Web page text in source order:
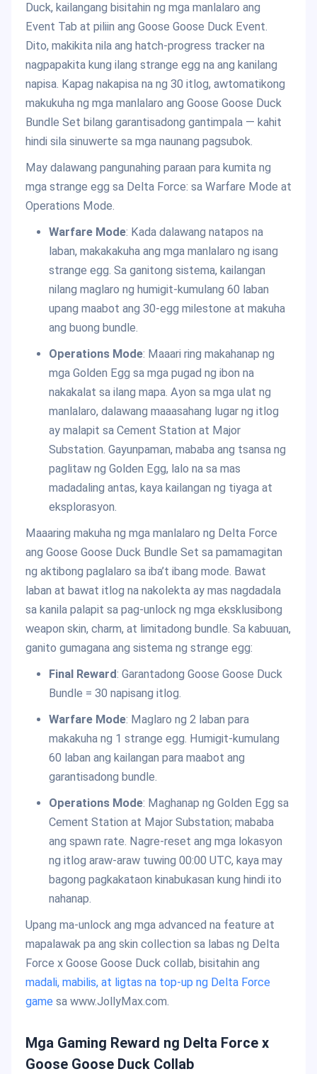
Duck, kailangang bisitahin ng mga manlalaro ang
Event Tab at piliin ang Goose Goose Duck Event.
Dito, makikita nila ang hatch-progress tracker na
nagpapakita kung ilang strange egg na ang kanilang
napisa. Kapag nakapisa na ng 30 itlog, awtomatikong
makukuha ng mga manlalaro ang Goose Goose Duck
Bundle Set bilang garantisadong gantimpala — kahit
hindi sila sinuwerte sa mga naunang pagsubok.
May dalawang pangunahing paraan para kumita ng
mga strange egg sa Delta Force: sa Warfare Mode at
Operations Mode.
Warfare Mode: Kada dalawang natapos na
laban, makakakuha ang mga manlalaro ng isang
strange egg. Sa ganitong sistema, kailangan
nilang maglaro ng humigit-kumulang 60 laban
upang maabot ang 30-egg milestone at makuha
ang buong bundle.
Operations Mode: Maaari ring makahanap ng
mga Golden Egg sa mga pugad ng ibon na
nakakalat sa ilang mapa. Ayon sa mga ulat ng
manlalaro, dalawang maaasahang lugar ng itlog
ay malapit sa Cement Station at Major
Substation. Gayunpaman, mababa ang tsansa ng
paglitaw ng Golden Egg, lalo na sa mas
madadaling antas, kaya kailangan ng tiyaga at
eksplorasyon.
Maaaring makuha ng mga manlalaro ng Delta Force
ang Goose Goose Duck Bundle Set sa pamamagitan
ng aktibong paglalaro sa iba’t ibang mode. Bawat
laban at bawat itlog na nakolekta ay mas nagdadala
sa kanila palapit sa pag-unlock ng mga eksklusibong
weapon skin, charm, at limitadong bundle. Sa kabuuan,
ganito gumagana ang sistema ng strange egg:
Final Reward: Garantadong Goose Goose Duck
Bundle = 30 napisang itlog.
Warfare Mode: Maglaro ng 2 laban para
makakuha ng 1 strange egg. Humigit-kumulang
60 laban ang kailangan para maabot ang
garantisadong bundle.
Operations Mode: Maghanap ng Golden Egg sa
Cement Station at Major Substation; mababa
ang spawn rate. Nagre-reset ang mga lokasyon
ng itlog araw-araw tuwing 00:00 UTC, kaya may
bagong pagkakataon kinabukasan kung hindi ito
nahanap.
Upang ma-unlock ang mga advanced na feature at
mapalawak pa ang skin collection sa labas ng Delta
Force x Goose Goose Duck collab, bisitahin ang
madali, mabilis, at ligtas na top-up ng Delta Force
game sa www.JollyMax.com.
Mga Gaming Reward ng Delta Force x
Goose Goose Duck Collab